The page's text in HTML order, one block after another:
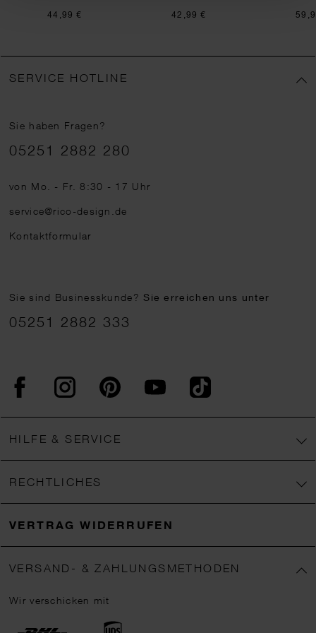
44,99 € 42,99 €
SERVICE HOTLINE
Sie haben Fragen?
Telefonnummer
05251 2882 280
von Mo. - Fr. 8:30 - 17 Uhr
service@rico-design.de
Kontaktformular
Sie sind Businesskunde?Sie erreichen uns unter
05251 2882 333
FacebookInstagram PinterestYouTubeTikTok
HILFE & SERVICE
RECHTLICHES
VERTRAG WIDERRUFEN
VERSAND- & ZAHLUNGSMETHODEN
Wir verschicken mit